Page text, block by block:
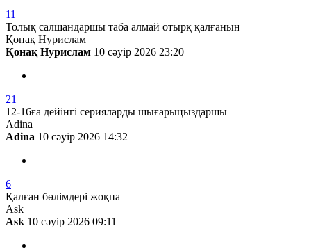
11
Толық салшандаршы таба алмай отырқ қалғанын
Қонақ Нурислам
Қонақ Нурислам 10 сәуір 2026 23:20
21
12-16ға дейінгі серияларды шығарыңыздаршы
Adina
Adina 10 сәуір 2026 14:32
6
Қалған бөлімдері жоқпа
Ask
Ask 10 сәуір 2026 09:11